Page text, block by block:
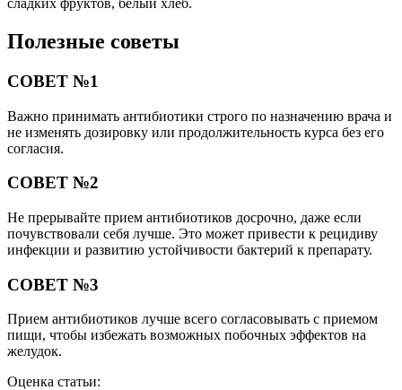
сладких фруктов, белый хлеб.
Полезные советы
СОВЕТ №1
Важно принимать антибиотики строго по назначению врача и
не изменять дозировку или продолжительность курса без его
согласия.
СОВЕТ №2
Не прерывайте прием антибиотиков досрочно, даже если
почувствовали себя лучше. Это может привести к рецидиву
инфекции и развитию устойчивости бактерий к препарату.
СОВЕТ №3
Прием антибиотиков лучше всего согласовывать с приемом
пищи, чтобы избежать возможных побочных эффектов на
желудок.
Оценка статьи: